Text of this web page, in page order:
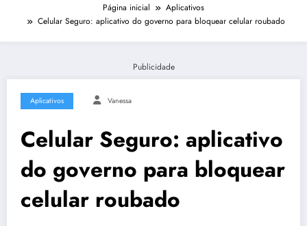
Página inicial
Aplicativos
Celular Seguro: aplicativo do governo para bloquear celular roubado
Publicidade
Aplicativos Vanessa
Celular Seguro: aplicativo
do governo para bloquear
celular roubado